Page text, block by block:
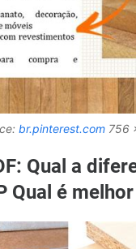
br.pinterest.com 756
Qual a
Qual é melhor